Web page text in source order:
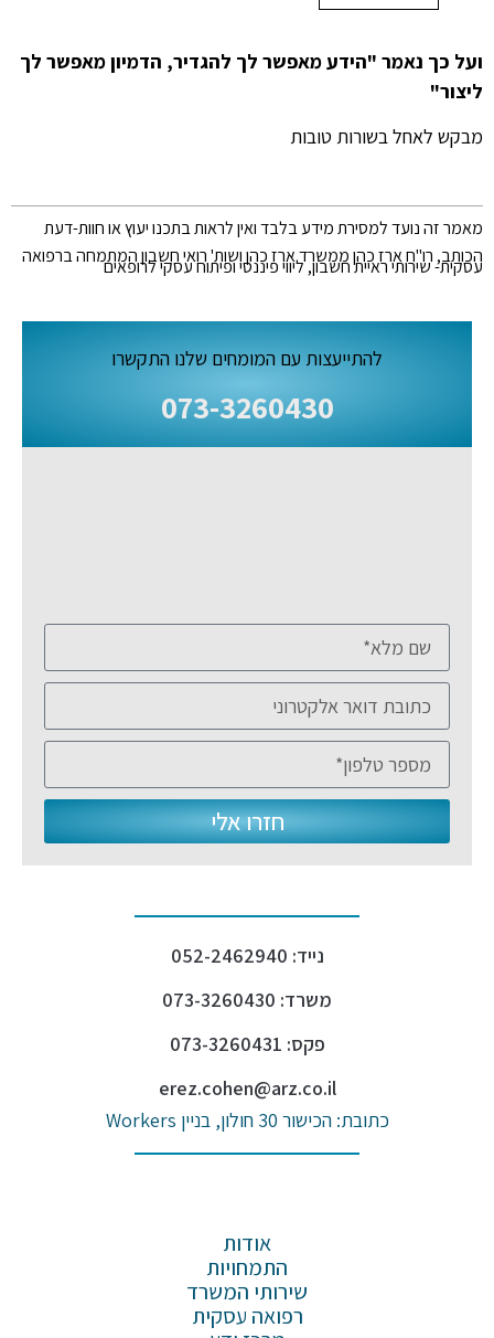
להתייעצות עם המומחים שלנו התקשרו
073-3260430
חזרו אלי
ועל כך נאמר "הידע מאפשר לך להגדיר, הדמיון מאפשר לך
ליצור"
מבקש לאחל בשורות טובות
מאמר זה נועד למסירת מידע בלבד ואין לראות בתכנו יעוץ או חוות-דעת
הכותב, רו"ח ארז כהן ממשרד ארז כהן ושות' רואי חשבון המתמחה ברפואה
עסקית- שירותי ראיית חשבון, ליווי פיננסי ופיתוח עסקי לרופאים
נייד: 052-2462940
משרד: 073-3260430
פקס: 073-3260431
erez.cohen@arz.co.il
כתובת: הכישור 30 חולון, בניין Workers
אודות
התמחויות
שירותי המשרד
רפואה עסקית